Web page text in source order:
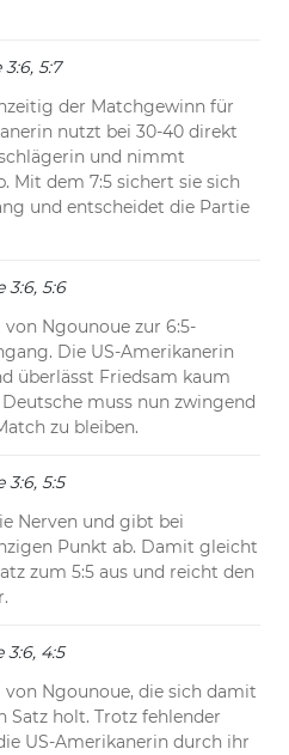
5:7
der Matchgewinn für
nutzt bei 30-40 direkt
und nimmt
Mit dem 7:5 sichert sie sich
und entscheidet die Partie
3:6, 5:6
Ngounoue zur 6:5-
Die US-Amerikanerin
überlässt Friedsam kaum
muss nun zwingend
zu bleiben.
5:5
Nerven und gibt bei
Punkt ab. Damit gleicht
zum 5:5 aus und reicht den
4:5
von Ngounoue, die sich damit
Satz holt. Trotz fehlender
US-Amerikanerin durch ihr